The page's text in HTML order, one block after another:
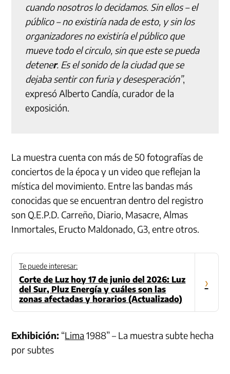
cuando nosotros lo decidamos. Sin ellos – el
público – no existiría nada de esto, y sin los
organizadores no existiría el público que
mueve todo el circulo, sin que este se pueda
detener. Es el sonido de la ciudad que se
dejaba sentir con furia y desesperación”,
expresó Alberto Candía, curador de la
exposición.
La muestra cuenta con más de 50 fotografías de
conciertos de la época y un video que reflejan la
mística del movimiento. Entre las bandas más
conocidas que se encuentran dentro del registro
son Q.E.P.D. Carreño, Diario, Masacre, Almas
Inmortales, Eructo Maldonado, G3, entre otros.
Te puede interesar:
Corte de Luz hoy 17 de junio del 2026: Luz
del Sur, Pluz Energía y cuáles son las
zonas afectadas y horarios (Actualizado)
›
Exhibición: “Lima 1988” – La muestra subte hecha
por subtes